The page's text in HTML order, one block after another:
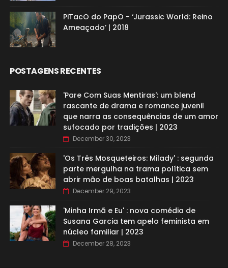
PiTacO do PapO - ‘Jurassic World: Reino
Ameaçado’ | 2018
POSTAGENS RECENTES
'Pare Com Suas Mentiras': um blend
rascante de drama e romance juvenil
que narra as consequências de um amor
sufocado por tradições | 2023
December 30, 2023
'Os Três Mosqueteiros: Milady' : segunda
parte mergulha na trama política sem
abrir mão de boas batalhas | 2023
December 29, 2023
'Minha Irmã e Eu' : nova comédia de
Susana Garcia tem apelo feminista em
núcleo familiar | 2023
December 28, 2023